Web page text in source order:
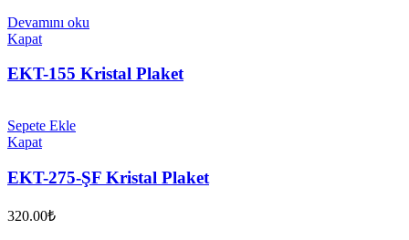
Devamını oku
Kapat
EKT-155 Kristal Plaket
Sepete Ekle
Kapat
EKT-275-ŞF Kristal Plaket
320.00₺